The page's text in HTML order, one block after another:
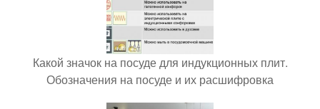
Какой значок на посуде для индукционных плит.
Обозначения на посуде и их расшифровка